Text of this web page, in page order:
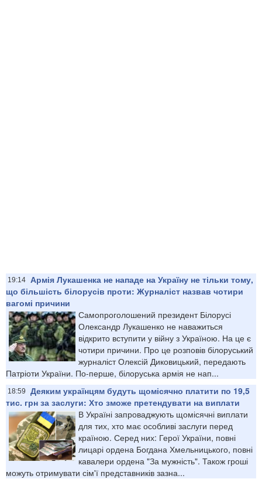
19:14
Армія Лукашенка не нападе на Україну не тільки тому,
що більшість білорусів проти: Журналіст назвав чотири
вагомі причини
Самопроголошений президент Білорусі
Олександр Лукашенко не наважиться
відкрито вступити у війну з Україною. На це є
чотири причини. Про це розповів білоруський
журналіст Олексій Диковицький, передають
Патріоти України. По-перше, білоруська армія не нап...
18:59
Деяким українцям будуть щомісячно платити по 19,5
тис. грн за заслуги: Хто зможе претендувати на виплати
В Україні запроваджують щомісячні виплати
для тих, хто має особливі заслуги перед
країною. Серед них: Герої України, повні
лицарі ордена Богдана Хмельницького, повні
кавалери ордена "За мужність". Також гроші
можуть отримувати сім'ї представників зазна...